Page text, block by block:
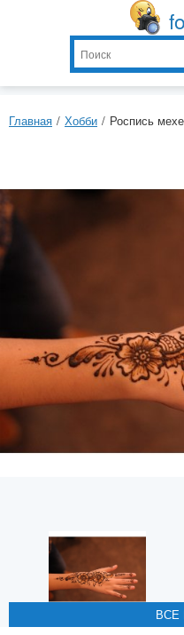
Главная / Хобби / Роспись
ВСЕ
ВСЕ
ВСЕ
ВСЕ
ВСЕ